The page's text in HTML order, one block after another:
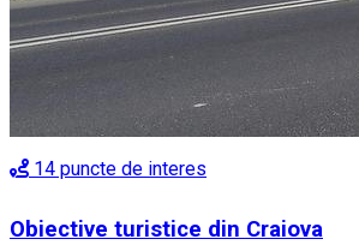
14 puncte de interes
Obiective turistice din Craiova